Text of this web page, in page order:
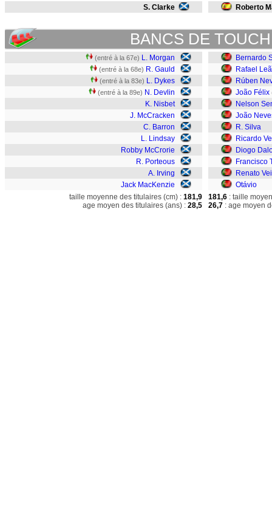
S. Clarke Roberto
BANCS DE
(entré à la 67e) L. Morgan
(entré à la 68e) R. Gauld
(entré à la 83e) L. Dykes
(entré à la 89e) N. Devlin
K. Nisbet
J. McCracken
C. Barron
L. Lindsay
Robby McCrorie
R. Porteous
A. Irving
Jack MacKenzie
Bernardo
Rafael
Rúben
João Félix
Nelson
João
R. Silva
Ricardo
Diogo
Francisco
Renato
Otávio
taille moyenne des titulaires (cm) : 181,9
age moyen des titulaires (ans) : 28,5
181,6 : taille
26,7 : age moyen